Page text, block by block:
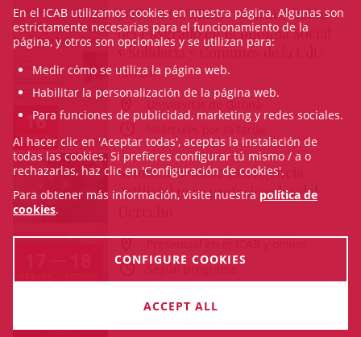
16
SEP/26
OTROS CURSOS | Cuarta edición
del Posgrado en Economía Social
y Solidaria y Comunes de la UdG
(2026)
Universitat de Girona
Seminario sobre Inteligencia
Artificial para profesionales del
Según programa
En el ICAB utilizamos cookies en nuestra página. Algunas son
estrictamente necesarias para el funcionamiento de la
página, y otros son opcionales y se utilizan para:
Medir cómo se utiliza la página web.
Habilitar la personalización de la página web.
Para funciones de publicidad, marketing y redes sociales.
Al hacer clic en 'Aceptar todas', aceptas la instalación de
todas las cookies. Si prefieres configurar tú mismo / a o
rechazarlas, haz clic en 'Configuración de cookies'.
Para obtener más información, visite nuestra política de
cookies.
CONFIGURE COOKIES
ACCEPT ALL